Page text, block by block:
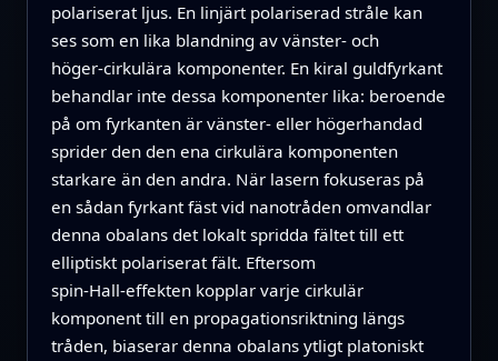
polariserat ljus. En linjärt polariserad stråle kan
ses som en lika blandning av vänster‑ och
höger‑cirkulära komponenter. En kiral guldfyrkant
behandlar inte dessa komponenter lika: beroende
på om fyrkanten är vänster‑ eller högerhandad
sprider den den ena cirkulära komponenten
starkare än den andra. När lasern fokuseras på
en sådan fyrkant fäst vid nanotråden omvandlar
denna obalans det lokalt spridda fältet till ett
elliptiskt polariserat fält. Eftersom
spin‑Hall‑effekten kopplar varje cirkulär
komponent till en propagationsriktning längs
tråden, biaserar denna obalans ytligt platoniskt